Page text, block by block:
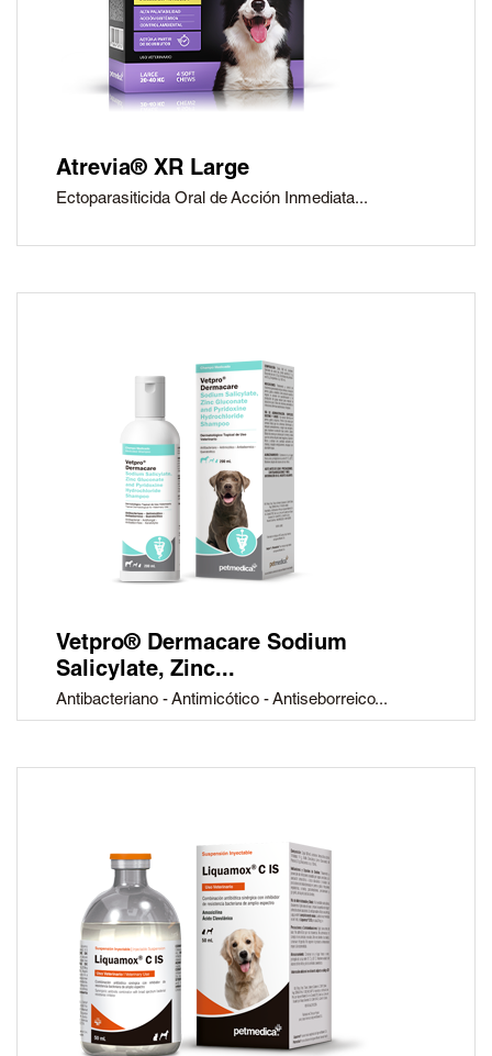
Atrevia® XR Large
Ectoparasiticida Oral de Acción Inmediata...
Vetpro® Dermacare Sodium
Salicylate, Zinc...
Antibacteriano - Antimicótico - Antiseborreico...